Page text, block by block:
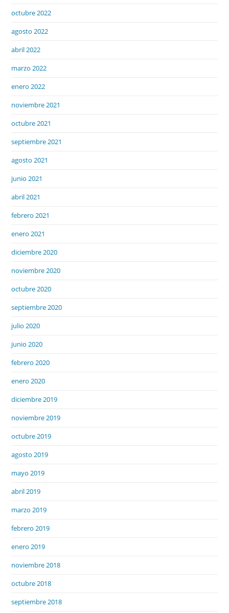
octubre 2022
agosto 2022
abril 2022
marzo 2022
enero 2022
noviembre 2021
octubre 2021
septiembre 2021
agosto 2021
junio 2021
abril 2021
febrero 2021
enero 2021
diciembre 2020
noviembre 2020
octubre 2020
septiembre 2020
julio 2020
junio 2020
febrero 2020
enero 2020
diciembre 2019
noviembre 2019
octubre 2019
agosto 2019
mayo 2019
abril 2019
marzo 2019
febrero 2019
enero 2019
noviembre 2018
octubre 2018
septiembre 2018